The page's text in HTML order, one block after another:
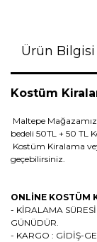
Ürün Bilgisi
Kostüm
Maltepe
bedeli 50TL + 50 TL
Kostüm Kiralama
geçebilirsiniz.
ONLİNE KOSTÜM
- KİRALAMA
GÜNÜDÜR.
- KARGO : GİDİŞ-